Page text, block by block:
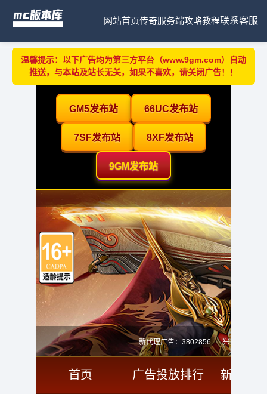
网站首页传奇服务端攻略教程联系客服
温馨提示：以下广告均为第三方平台（www.9gm.com）自动
推送，与本站及站长无关，如果不喜欢，请关闭广告！！